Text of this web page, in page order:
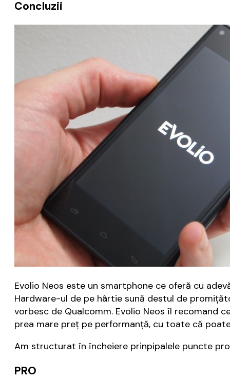
Concluzii
Evolio Neos este un smartphone ce oferă cu
Hardware-ul de pe hârtie sună destul de
vorbesc de Qualcomm. Evolio Neos îl recomand
prea mare preț pe performanță, cu toate că
Am structurat în încheiere prinpipalele puncte
PRO